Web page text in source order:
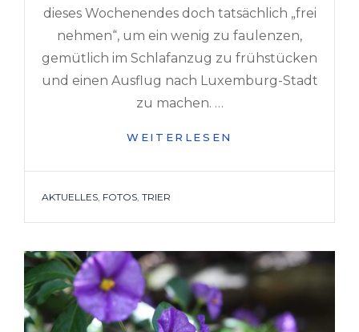
dieses Wochenendes doch tatsächlich „frei
nehmen“, um ein wenig zu faulenzen,
gemütlich im Schlafanzug zu frühstücken
und einen Ausflug nach Luxemburg-Stadt
zu machen. …
WEITERLESEN
TAG
TAGS
AKTUELLES, FOTOS, TRIER